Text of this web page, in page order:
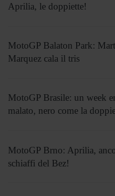
Aprilia, le doppiette!
MotoGP Balaton Park:
Marquez cala il tris
MotoGP Brasile: un week
malato, nero come la
MotoGP Brno: Aprilia,
schiaffi del Bez!